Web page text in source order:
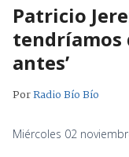
Patricio
tendríamos
antes’
PorRadio Bío Bío
Miércoles 02